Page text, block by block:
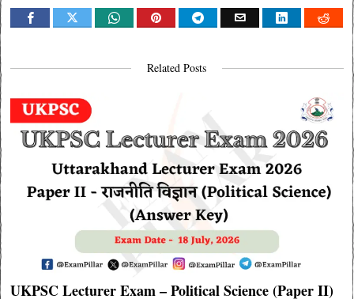
Related Posts
UKPSC Lecturer Exam – Political Science (Paper II)